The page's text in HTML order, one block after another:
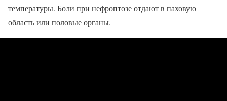
температуры. Боли при нефроптозе отдают в паховую
область или половые органы.